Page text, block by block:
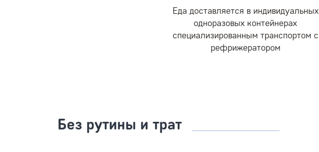
Еда доставляется в индивидуальных
одноразовых контейнерах
специализированным транспортом с
рефрижератором
Без рутины и трат